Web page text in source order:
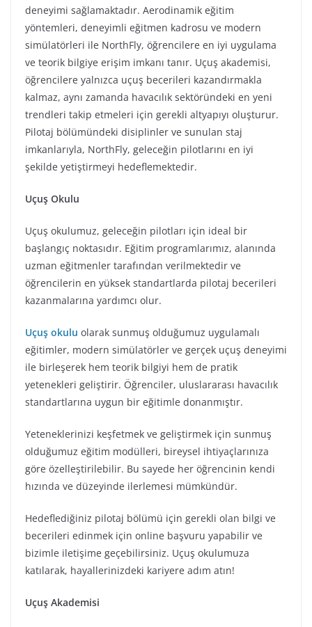
deneyimi sağlamaktadır. Aerodinamik eğitim
yöntemleri, deneyimli eğitmen kadrosu ve modern
simülatörleri ile NorthFly, öğrencilere en iyi uygulama
ve teorik bilgiye erişim imkanı tanır. Uçuş akademisi,
öğrencilere yalnızca uçuş becerileri kazandırmakla
kalmaz, aynı zamanda havacılık sektöründeki en yeni
trendleri takip etmeleri için gerekli altyapıyı oluşturur.
Pilotaj bölümündeki disiplinler ve sunulan staj
imkanlarıyla, NorthFly, geleceğin pilotlarını en iyi
şekilde yetiştirmeyi hedeflemektedir.
Uçuş Okulu
Uçuş okulumuz, geleceğin pilotları için ideal bir
başlangıç noktasıdır. Eğitim programlarımız, alanında
uzman eğitmenler tarafından verilmektedir ve
öğrencilerin en yüksek standartlarda pilotaj becerileri
kazanmalarına yardımcı olur.
Uçuş okulu olarak sunmuş olduğumuz uygulamalı
eğitimler, modern simülatörler ve gerçek uçuş deneyimi
ile birleşerek hem teorik bilgiyi hem de pratik
yetenekleri geliştirir. Öğrenciler, uluslararası havacılık
standartlarına uygun bir eğitimle donanmıştır.
Yeteneklerinizi keşfetmek ve geliştirmek için sunmuş
olduğumuz eğitim modülleri, bireysel ihtiyaçlarınıza
göre özelleştirilebilir. Bu sayede her öğrencinin kendi
hızında ve düzeyinde ilerlemesi mümkündür.
Hedeflediğiniz pilotaj bölümü için gerekli olan bilgi ve
becerileri edinmek için online başvuru yapabilir ve
bizimle iletişime geçebilirsiniz. Uçuş okulumuza
katılarak, hayallerinizdeki kariyere adım atın!
Uçuş Akademisi